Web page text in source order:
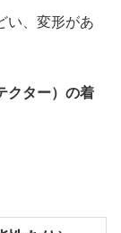
い、変形があ
クター）の着